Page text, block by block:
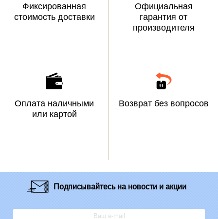
Фиксированная
стоимость доставки
Официальная
гарантия от
производителя
Оплата наличными
или картой
Возврат без вопросов
Подписывайтесьна новости и акции